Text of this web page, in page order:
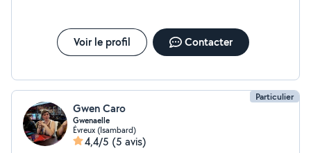
Voir le profil Contacter
Particulier
Gwen Caro
Gwenaelle
Évreux (Isambard)
4,4/5 (5 avis)